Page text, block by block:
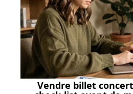
Vendre billet